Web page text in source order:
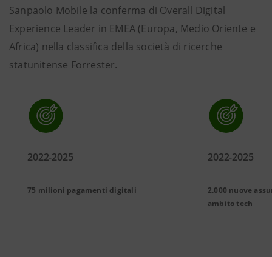
Sanpaolo Mobile la conferma di Overall Digital
Experience Leader in EMEA (Europa, Medio Oriente e
Africa) nella classifica della società di ricerche
statunitense Forrester.
2022-2025
75 milioni pagamenti digitali
2022-2025
2.000 nuove
ambito tech